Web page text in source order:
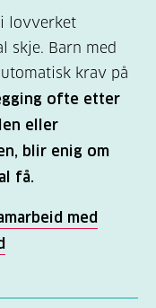
lovverket
skje. Barn med
krav på
ofte etter
eller
blir enig om
få.
med